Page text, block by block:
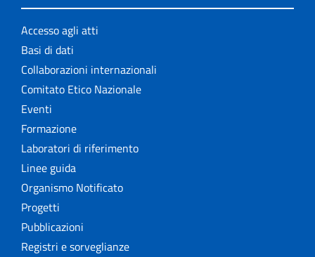
Accesso agli atti
Basi di dati
Collaborazioni internazionali
Comitato Etico Nazionale
Eventi
Formazione
Laboratori di riferimento
Linee guida
Organismo Notificato
Progetti
Pubblicazioni
Registri e sorveglianze